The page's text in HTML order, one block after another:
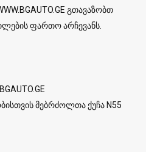
გთავაზობთ
ფართო არჩევანს.
მებრძოლთა ქუჩა N55